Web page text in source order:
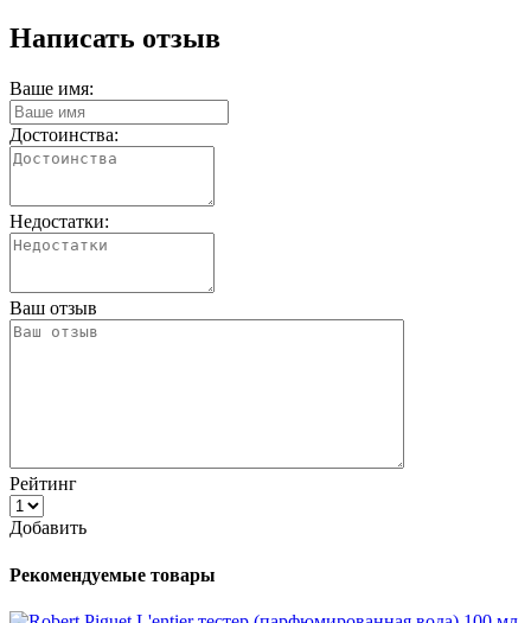
Написать отзыв
Ваше имя:
Достоинства:
Недостатки:
Ваш отзыв
Рейтинг
Добавить
Рекомендуемые товары